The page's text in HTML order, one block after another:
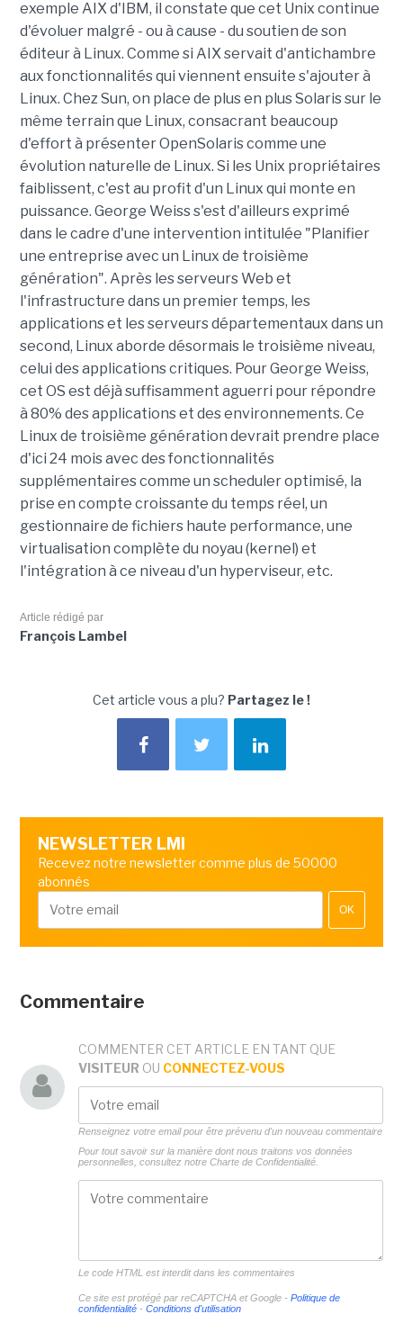
exemple AIX d'IBM, il constate que cet Unix continue
d'évoluer malgré - ou à cause - du soutien de son
éditeur à Linux. Comme si AIX servait d'antichambre
aux fonctionnalités qui viennent ensuite s'ajouter à
Linux. Chez Sun, on place de plus en plus Solaris sur le
même terrain que Linux, consacrant beaucoup
d'effort à présenter OpenSolaris comme une
évolution naturelle de Linux. Si les Unix propriétaires
faiblissent, c'est au profit d'un Linux qui monte en
puissance. George Weiss s'est d'ailleurs exprimé
dans le cadre d'une intervention intitulée "Planifier
une entreprise avec un Linux de troisième
génération". Après les serveurs Web et
l'infrastructure dans un premier temps, les
applications et les serveurs départementaux dans un
second, Linux aborde désormais le troisième niveau,
celui des applications critiques. Pour George Weiss,
cet OS est déjà suffisamment aguerri pour répondre
à 80% des applications et des environnements. Ce
Linux de troisième génération devrait prendre place
d'ici 24 mois avec des fonctionnalités
supplémentaires comme un scheduler optimisé, la
prise en compte croissante du temps réel, un
gestionnaire de fichiers haute performance, une
virtualisation complète du noyau (kernel) et
l'intégration à ce niveau d'un hyperviseur, etc.
Article rédigé par
François Lambel
Cet article vous a plu? Partagez le !
NEWSLETTER LMI
Recevez notre newsletter comme plus de 50000
abonnés
OK
Commentaire
COMMENTER CET ARTICLE EN TANT QUE
VISITEUR OU CONNECTEZ-VOUS
Renseignez votre email pour être prévenu d'un nouveau commentaire
Pour tout savoir sur la manière dont nous traitons vos données
personnelles, consultez notre Charte de Confidentialité.
Le code HTML est interdit dans les commentaires
Ce site est protégé par reCAPTCHA et Google - Politique de
confidentialité- Conditions d'utilisation